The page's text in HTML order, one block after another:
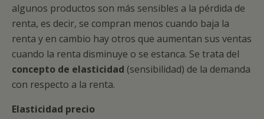
algunos productos son más sensibles a la pérdida de
renta, es decir, se compran menos cuando baja la
renta y en cambio hay otros que aumentan sus ventas
cuando la renta disminuye o se estanca. Se trata del
concepto de elasticidad (sensibilidad) de la demanda
con respecto a la renta.
Elasticidad precio